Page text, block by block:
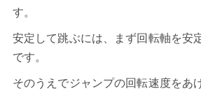
す。
安定して跳ぶには、まず回転軸を安
です。
そのうえでジャンプの回転速度をあ